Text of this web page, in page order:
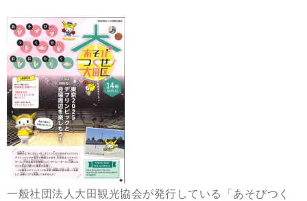
一般社団法人大田観光協会が発行している「あそびつく